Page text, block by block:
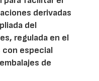
derivadas
del
regulada en el
especial
de